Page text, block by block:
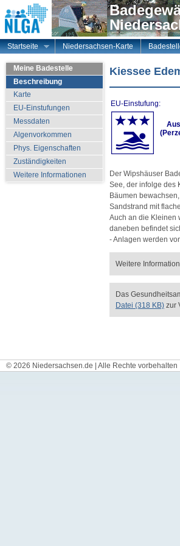
Startseite Niedersachsen-Karte
Meine Badestelle
Beschreibung
Karte
EU-Einstufungen
Messdaten
Algenvorkommen
Phys. Eigenschaften
Zuständigkeiten
Weitere Informationen
Kiessee
EU-Einstufung:
Der Wipshäuser
See, der infolge des
Bäumen
Sandstrand mit
Auch an die Kleinen
daneben befindet
- Anlagen werden
Weitere
Das
Datei (318 KB) zur
© 2026 Niedersachsen.de | Alle Rechte vorbehalten